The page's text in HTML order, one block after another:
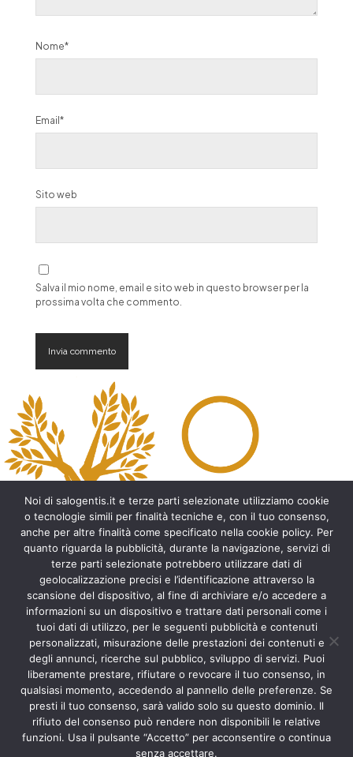
Nome*
Email*
Sito web
Salva il mio nome, email e sito web in questo browser per la
prossima volta che commento.
A
l
t
e
r
n
a
v
e
:
Archeologia del Salento
Cripte e ambienti rupestri del Salento
Leggende del Salento
Tradizioni e folklore del Salento
Arte del Salento
Personaggi illustri del Salento
Aneddoti e curiosità sul Salento
Libri del Salento
Ricette tipiche del Salento
Accad(d)e in agosto nel Salento
Itinerari del Salento
Noi di salogentis.it e terze parti selezionate utilizziamo cookie
o tecnologie simili per finalità tecniche e, con il tuo consenso,
anche per altre finalità come specificato nella cookie policy. Per
quanto riguarda la pubblicità, durante la navigazione, servizi di
terze parti selezionate potrebbero utilizzare dati di
geolocalizzazione precisi e l’identificazione attraverso la
scansione del dispositivo, al fine di archiviare e/o accedere a
informazioni su un dispositivo e trattare dati personali come i
tuoi dati di utilizzo, per le seguenti pubblicità e contenuti
personalizzati, misurazione delle prestazioni dei contenuti e
degli annunci, ricerche sul pubblico, sviluppo di servizi. Puoi
liberamente prestare, rifiutare o revocare il tuo consenso, in
qualsiasi momento, accedendo al pannello delle preferenze. Se
presti il tuo consenso, sarà valido solo su questo dominio. Il
rifiuto del consenso può rendere non disponibili le relative
funzioni. Usa il pulsante “Accetto” per acconsentire o continua
senza accettare.